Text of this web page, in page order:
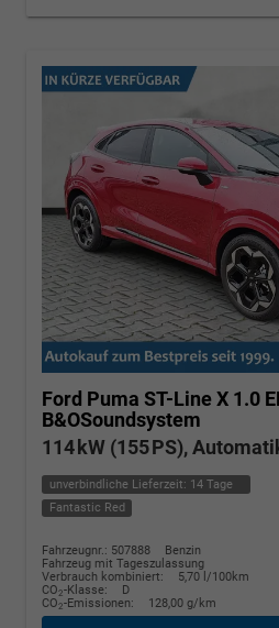
Ford Puma ST-Line X 1.0
B&OSoundsystem
114 kW (155 PS),
unverbindliche Lieferzeit: 14 Tage
Fantastic Red
Fahrzeugnr.: 507888
Benzin
Fahrzeug mit Tageszulassung
Verbrauch kombiniert:
5,70 l/100km
CO2-Klasse:
D
CO2-Emissionen: 128,00 g/km